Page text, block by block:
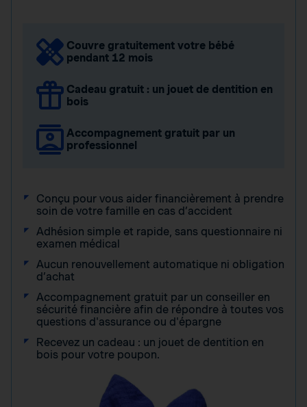
Couvre gratuitement votre bébé
pendant 12 mois
Cadeau gratuit : un jouet de dentition en
bois
Accompagnement gratuit par un
professionnel
Conçu pour vous aider financièrement à prendre
soin de votre famille en cas d’accident
Adhésion simple et rapide, sans questionnaire ni
examen médical
Aucun renouvellement automatique ni obligation
d’achat
Accompagnement gratuit par un conseiller en
sécurité financière afin de répondre à toutes vos
questions d'assurance ou d'épargne
Recevez un cadeau : un jouet de dentition en
bois pour votre poupon.